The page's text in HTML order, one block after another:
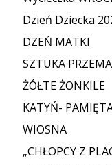
Dzień Dziecka
DZEŃ MATKI
SZTUKA
ŻÓŁTE ŻONKILE
KATYŃ-
WIOSNA
„CHŁOPCY Z